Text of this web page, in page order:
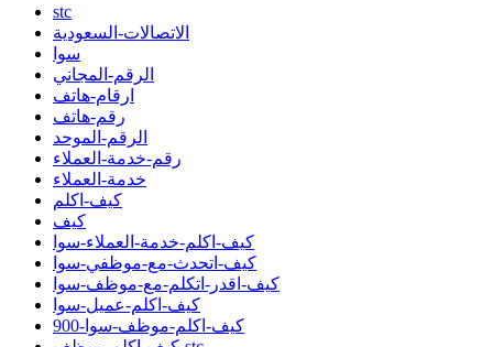
stc
الاتصالات-السعودية
سوا
الرقم-المجاني
ارقام-هاتف
رقم-هاتف
الرقم-الموحد
رقم-خدمة-العملاء
خدمة-العملاء
كيف-اكلم
كيف
كيف-اكلم-خدمة-العملاء-سوا
كيف-اتحدث-مع-موظفي-سوا
كيف-اقدر-اتكلم-مع-موظف-سوا
كيف-اكلم-عميل-سوا
كيف-اكلم-موظف-سوا-900